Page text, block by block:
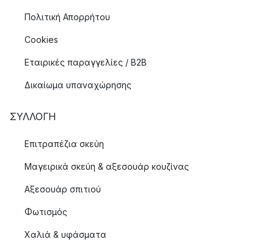
Πολιτική Απορρήτου
Cookies
Εταιρικές παραγγελίες / B2B
Δικαίωμα υπαναχώρησης
ΣΥΛΛΟΓΉ
Επιτραπέζια σκεύη
Μαγειρικά σκεύη & αξεσουάρ κουζίνας
Αξεσουάρ σπιτιού
Φωτισμός
Χαλιά & υφάσματα